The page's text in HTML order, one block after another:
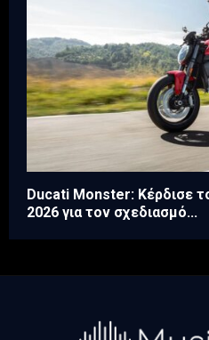
Ducati Monster: Κέρδισε
2026 για τον σχεδιασμό...